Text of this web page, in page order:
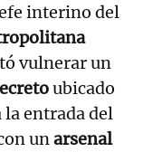
interino del
vulnerar un
ubicado
entrada del
unarsenal